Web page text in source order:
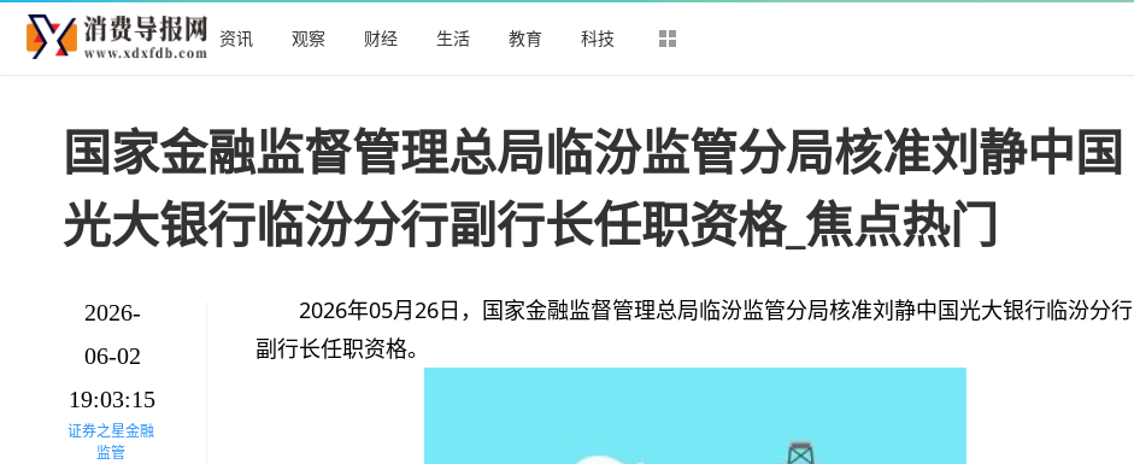
资讯 观察 财经 生活 教育 科技
国家金融监督管理总局临汾监管分局核准刘静中国
光大银行临汾分行副行长任职资格_焦点热门
2026-
06-02
19:03:15
证券之星金融
监管
2026年05月26日，国家金融监督管理总局临汾监管分局核准刘静中国光大银行临汾分行
副行长任职资格。